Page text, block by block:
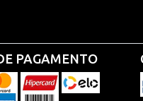
PAGAMENTO